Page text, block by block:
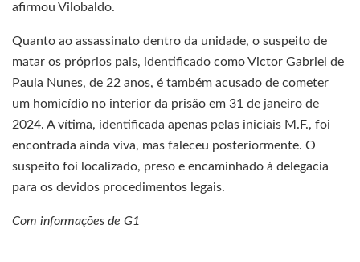
afirmou Vilobaldo.
Quanto ao assassinato dentro da unidade, o suspeito de
matar os próprios pais, identificado como Victor Gabriel de
Paula Nunes, de 22 anos, é também acusado de cometer
um homicídio no interior da prisão em 31 de janeiro de
2024. A vítima, identificada apenas pelas iniciais M.F., foi
encontrada ainda viva, mas faleceu posteriormente. O
suspeito foi localizado, preso e encaminhado à delegacia
para os devidos procedimentos legais.
Com informações de G1